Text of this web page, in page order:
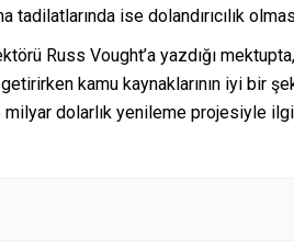
tadilatlarında ise dolandırıcılık
Russ Vought’a yazdığı
kamu kaynaklarının iyi bir
milyar dolarlık yenileme projesiyle